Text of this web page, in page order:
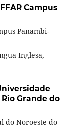
IFFAR Campus
Panambi-
Inglesa,
Grande do
do Noroeste do